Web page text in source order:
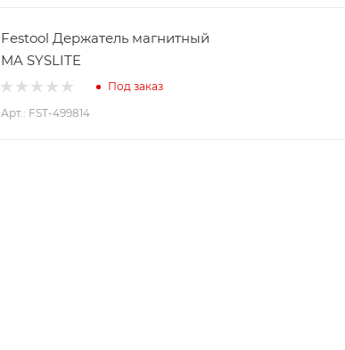
Festool Держатель магнитный
MA SYSLITE
Под заказ
Арт.: FST-499814